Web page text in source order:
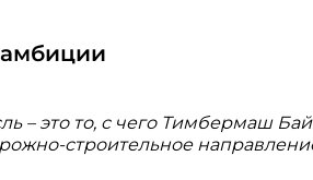
– это то, с чего Тимбермаш
строительное